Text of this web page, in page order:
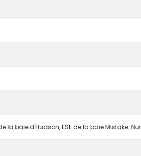
la baie d'Hudson, ESE de la baie Mistake.